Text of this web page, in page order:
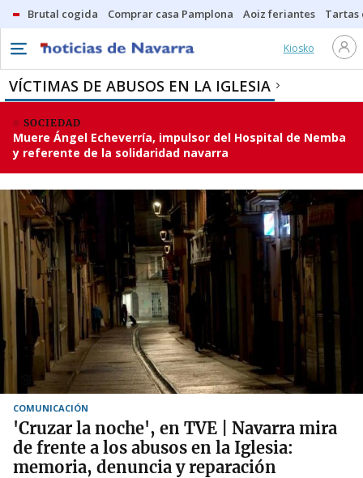
Brutal cogida Comprar casa Pamplona Aoiz feriantes Tartas
Kiosko
VÍCTIMAS DE ABUSOS EN LA IGLESIA
SOCIEDAD
Muere Ángel Echeverría, impulsor del Hospital de Nemba
y referente de la solidaridad navarra
COMUNICACIÓN
'Cruzar la noche', en TVE | Navarra mira
de frente a los abusos en la Iglesia:
memoria, denuncia y reparación